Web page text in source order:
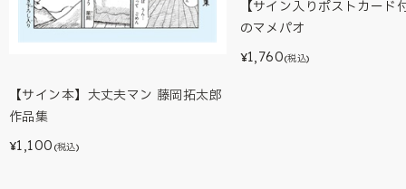
【サイン本】大丈夫マン 藤岡拓太郎
作品集
¥1,100 (税込)
【サイン入りポストカード
のマメパオ
¥1,760(税込)